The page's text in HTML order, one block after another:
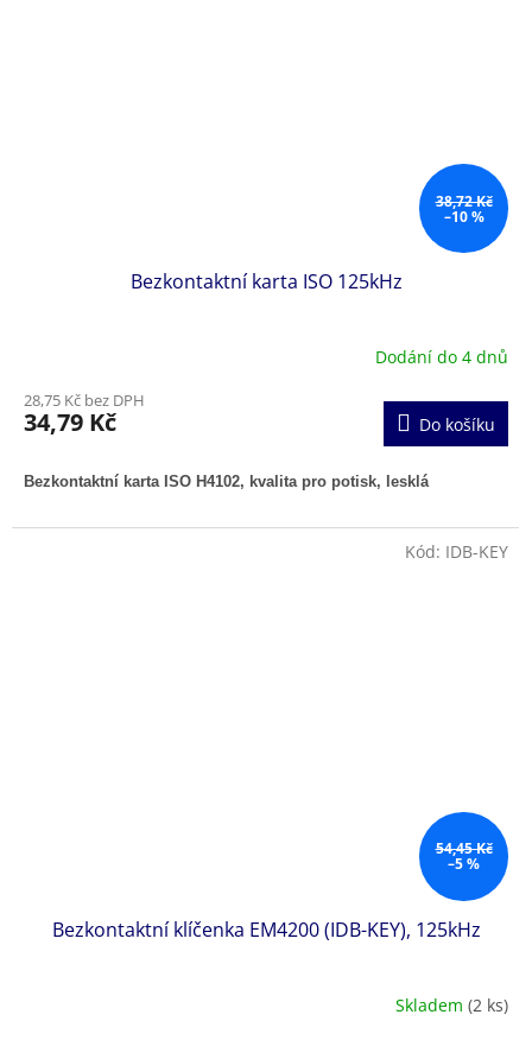
38,72 Kč
–10 %
Bezkontaktní karta ISO 125kHz
Dodání do 4 dnů
28,75 Kč bez DPH
34,79 Kč Do košíku
Bezkontaktní karta ISO H4102, kvalita pro potisk, lesklá
54,45 Kč
–5 %
Bezkontaktní klíčenka EM4200 (IDB-KEY), 125kHz
Skladem (2 ks)
Kód: IDB-KEY